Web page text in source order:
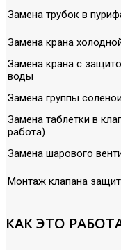
Замена трубок в
Замена крана
Замена крана с
воды
Замена группы
Замена таблетки в
работа)
Замена шарового
Монтаж клапана
КАК ЭТО